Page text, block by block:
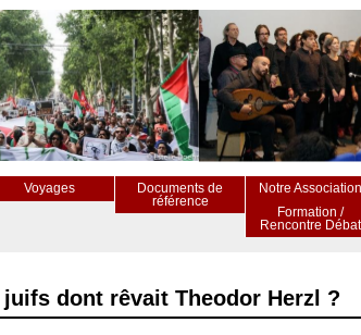
Voyages
Documents de
référence
Notre Association
Formation /
Rencontre Débat
dont rêvait Theodor Herzl ?